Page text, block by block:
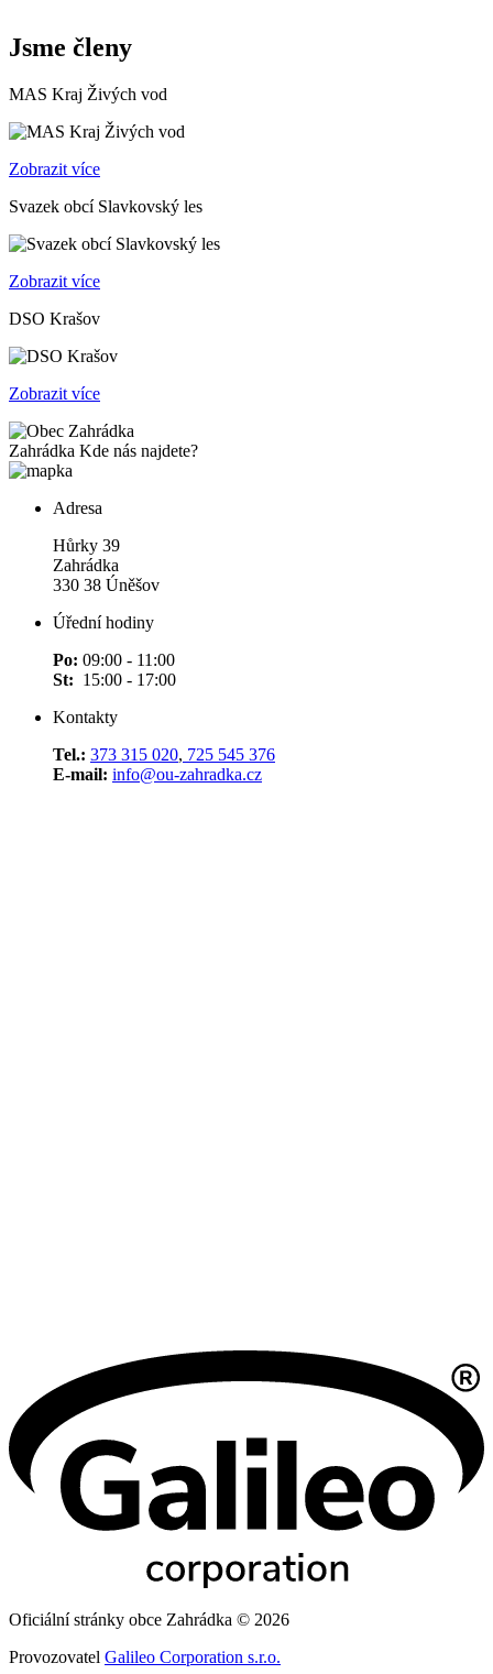
Jsme členy
MAS Kraj Živých vod
Zobrazit více
Svazek obcí Slavkovský les
Zobrazit více
DSO Krašov
Zobrazit více
Zahrádka Kde nás najdete?
Adresa
Hůrky 39
Zahrádka
330 38 Úněšov
Úřední hodiny
Po: 09:00 - 11:00
St: 15:00 - 17:00
Kontakty
Tel.: 373 315 020, 725 545 376
E-mail: info@ou-zahradka.cz
Oficiální stránky obce Zahrádka © 2026
Provozovatel Galileo Corporation s.r.o.